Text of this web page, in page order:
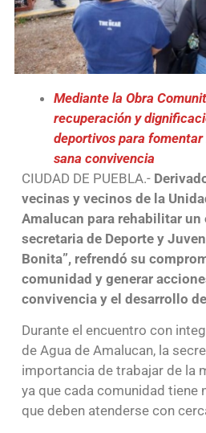
Mediante la Obra
recuperación y
deportivos para
sana convivencia
CIUDAD DE PUEBLA.-
vecinas y vecinos de la
Amalucan para rehabilitar
secretaria de Deporte y
Bonita”, refrendó su
comunidad y generar
convivencia y el desarrollo
Durante el encuentro con
de Agua de Amalucan, la
importancia de trabajar de la
ya que cada comunidad tiene
que deben atenderse con